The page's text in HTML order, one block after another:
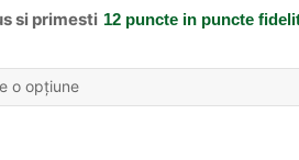
si primesti 12 punctein puncte
chiloti baieti Mickey Mouse 1928 2-5